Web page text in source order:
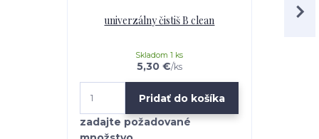
univerzálny čistiš B clean
5,30 €/ks
Skladom 1 ks
Pridať do košíka